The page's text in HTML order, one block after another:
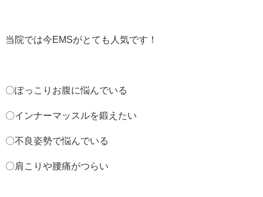
当院では今EMSがとても人気です！
〇ぽっこりお腹に悩んでいる
〇インナーマッスルを鍛えたい
〇不良姿勢で悩んでいる
〇肩こりや腰痛がつらい